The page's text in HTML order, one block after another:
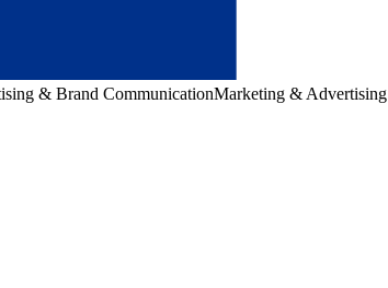
& Brand CommunicationMarketing & Advertising